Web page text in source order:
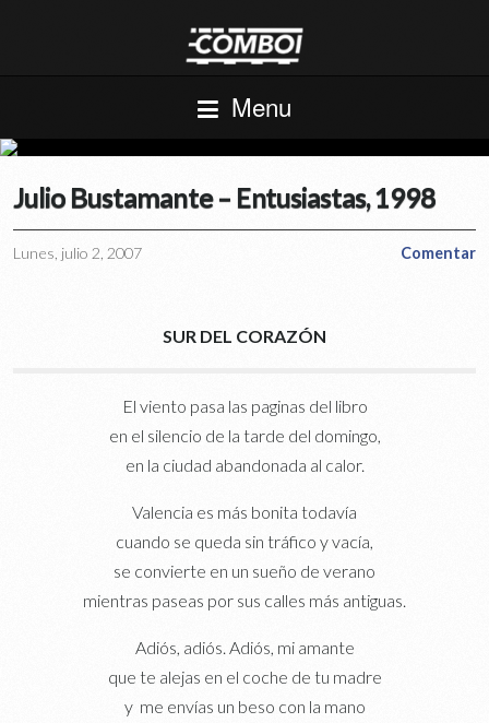
Menu
Julio Bustamante – Entusiastas, 1998
Lunes, julio 2, 2007 Comentar
SUR DEL CORAZÓN
El viento pasa las paginas del libro
en el silencio de la tarde del domingo,
en la ciudad abandonada al calor.
Valencia es más bonita todavía
cuando se queda sin tráfico y vacía,
se convierte en un sueño de verano
mientras paseas por sus calles más antiguas.
Adiós, adiós. Adiós, mi amante
que te alejas en el coche de tu madre
y me envías un beso con la mano